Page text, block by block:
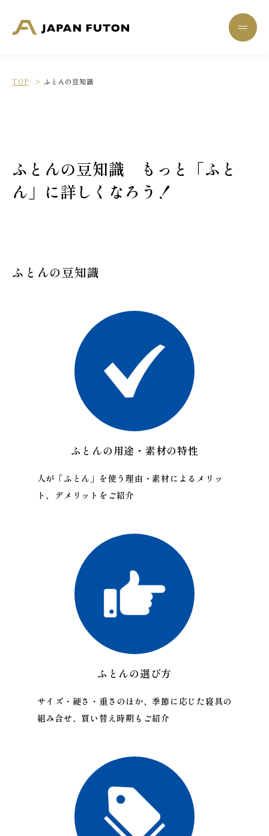
menu
TOP ふとんの豆知識
ふとんの豆知識 もっと「ふと
ん」に詳しくなろう！
ふとんの豆知識
ふとんの用途・素材の特性
人が「ふとん」を使う理由・素材によるメリッ
ト、デメリットをご紹介
ふとんの選び方
サイズ・硬さ・重さのほか、季節に応じた寝具の
組み合せ、買い替え時期もご紹介